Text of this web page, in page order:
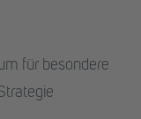
für besondere